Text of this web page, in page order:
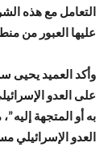
التعامل مع هذه
عليها العبور من
وأكد العميد يحيى
على العدو
به أو المتجهة
العدو